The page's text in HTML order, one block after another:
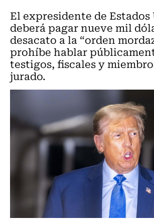
El expresidente de Estados
deberá pagar nueve mil
desacato a la “orden
prohíbe hablar
testigos, fiscales y
jurado.